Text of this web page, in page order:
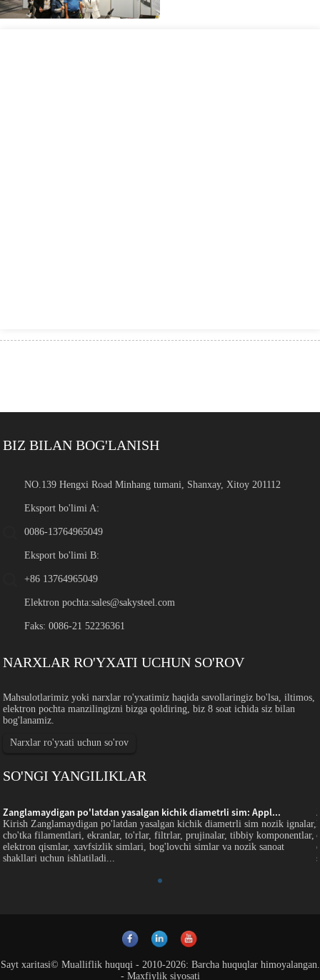
BIZ BILAN BOG'LANISH
NO.139 Hengxi Road Minhang tumani, Shanxay, Xitoy 201112
Eksport bo'limi A:
0086-13764965049
Eksport bo'limi B:
+86 13764965049
Elektron pochta:sales@sakysteel.com
Faks: 0086-21 52236361
NARXLAR RO'YXATI UCHUN SO'ROV
Mahsulotlarimiz yoki narxlar ro'yxatimiz haqida savollaringiz bo'lsa, iltimos,
elektron pochta manzilingizni bizga qoldiring, biz 8 soat ichida siz bilan
bog'lanamiz.
Narxlar ro'yxati uchun so'rov
SO'NGI YANGILIKLAR
Zanglamaydigan po'latdan yasalgan kichik diametrli sim: Appl...
Kirish Zanglamaydigan po'latdan yasalgan kichik diametrli sim nozik ignalar,
cho'tka filamentlari, ekranlar, to'rlar, filtrlar, prujinalar, tibbiy komponentlar,
elektron qismlar, xavfsizlik simlari, bog'lovchi simlar va nozik sanoat
shakllari uchun ishlatiladi...
Sayt xaritasi© Mualliflik huquqi - 2010-2026: Barcha huquqlar himoyalangan.
- Maxfiylik siyosati